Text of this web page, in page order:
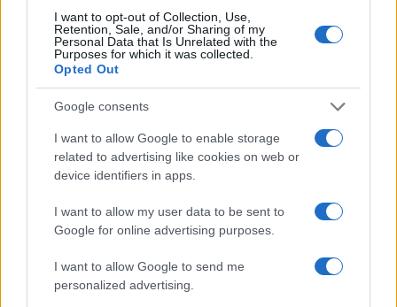
I want to opt-out of Collection, Use,
Retention, Sale, and/or Sharing of my
Personal Data that Is Unrelated with the
Purposes for which it was collected.
Opted Out
Google consents
I want to allow Google to enable storage
related to advertising like cookies on web or
device identifiers in apps.
I want to allow my user data to be sent to
Google for online advertising purposes.
I want to allow Google to send me
personalized advertising.
Πολιτική
ΓΙΑΝΝΗΣ ΚΑΛΛΙΑΝΟΣ
ΝΟΣΟΚΟΜΕΙΑ
Share:
Ακολουθήστε το Νewsit.gr στοGoogle Newsκαι
ενημερωθείτε πρώτοι για όλη την ειδησεογραφία και τα